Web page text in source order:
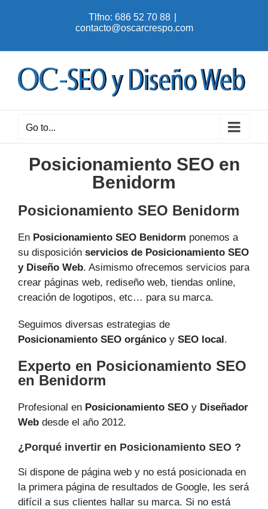
Tlfno: 686 52 70 88
contacto@oscarcrespo.com
Go to...
Posicionamiento SEO en
Benidorm
Posicionamiento SEO Benidorm
En Posicionamiento SEO Benidorm ponemos a
su disposición servicios de Posicionamiento SEO
y Diseño Web. Asimismo ofrecemos servicios para
crear páginas web, rediseño web, tiendas online,
creación de logotipos, etc… para su marca.
Seguimos diversas estrategias de
Posicionamiento SEO orgánico y SEO local .
Experto en Posicionamiento SEO
en Benidorm
Profesional en Posicionamiento SEO y Diseñador
Web desde el año 2012.
¿Porqué invertir en Posicionamiento SEO ?
Si dispone de página web y no está posicionada en
la primera página de resultados de Google, les será
difícil a sus clientes hallar su marca. Si no está